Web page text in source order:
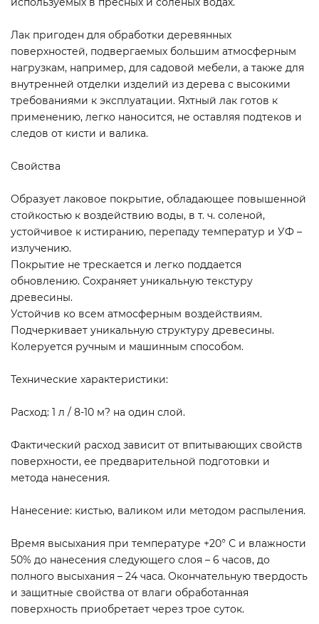
Лак пригоден для обработки деревянных
поверхностей, подвергаемых большим атмосферным
нагрузкам, например, для садовой мебели, а также для
внутренней отделки изделий из дерева с высокими
требованиями к эксплуатации. Яхтный лак готов к
применению, легко наносится, не оставляя подтеков и
следов от кисти и валика.
Свойства
Образует лаковое покрытие, обладающее повышенной
стойкостью к воздействию воды, в т. ч. соленой,
устойчивое к истиранию, перепаду температур и УФ –
излучению.
Покрытие не трескается и легко поддается
обновлению. Сохраняет уникальную текстуру
древесины.
Устойчив ко всем атмосферным воздействиям.
Подчеркивает уникальную структуру древесины.
Колеруется ручным и машинным способом.
Технические характеристики:
Расход: 1 л / 8-10 м? на один слой.
Фактический расход зависит от впитывающих свойств
поверхности, ее предварительной подготовки и
метода нанесения.
Нанесение: кистью, валиком или методом распыления.
Время высыхания при температуре +20° С и влажности
50% до нанесения следующего слоя – 6 часов, до
полного высыхания – 24 часа. Окончательную твердость
и защитные свойства от влаги обработанная
поверхность приобретает через трое суток.